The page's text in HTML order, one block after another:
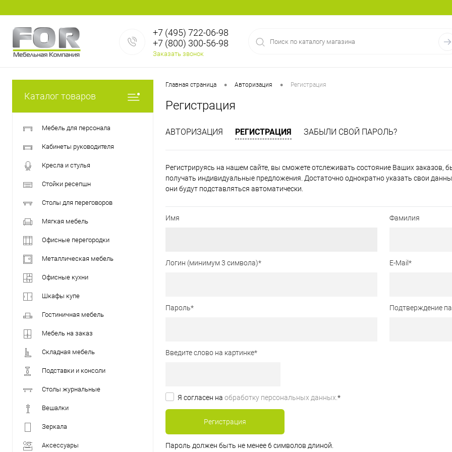
+7 (495) 722-06-98
+7 (800) 300-56-98
Заказать звонок
Каталог товаров
Мебель для персонала
Кабинеты руководителя
Кресла и стулья
Стойки ресепшн
Столы для переговоров
Мягкая мебель
Офисные перегородки
Металлическая мебель
Офисные кухни
Шкафы купе
Гостиничная мебель
Мебель на заказ
Складная мебель
Подставки и консоли
Столы журнальные
Вешалки
Зеркала
Аксессуары
Главная страница • Авторизация • Регистрация
Регистрация
АВТОРИЗАЦИЯ РЕГИСТРАЦИЯ ЗАБЫЛИ СВОЙ ПАРОЛЬ?
Регистрируясь на нашем сайте, вы сможете отслеживать состояние Ваших заказов,
получать индивидуальные предложения. Достаточно однократно указать свои
они будут подставляться автоматически.
Имя Фамилия
Логин (минимум 3 символа)* E-Mail *
Пароль* Подтверждение
Введите слово на картинке*
Я согласен на обработку персональных данных.*
Пароль должен быть не менее 6 символов длиной.